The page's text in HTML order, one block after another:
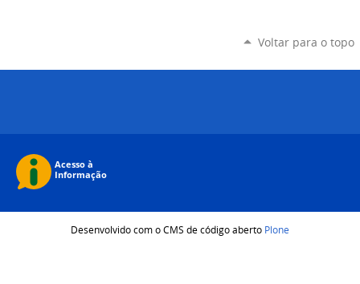
Voltar para o topo
Desenvolvido com o CMS de código aberto Plone